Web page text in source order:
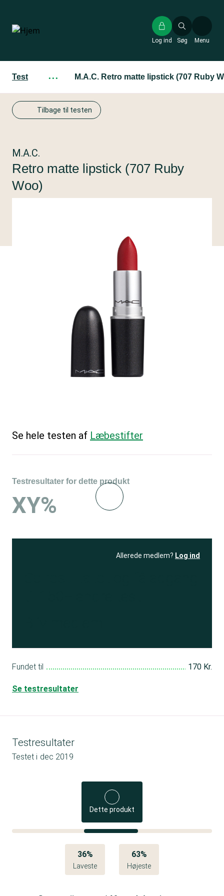
hovedindhold
Søg
Log ind Menu
Test ··· M.A.C. Retro matte lipstick (707 Ruby
Tilbage til testen
M.A.C.
Retro matte lipstick (707 Ruby
Woo)
Se hele testen af Læbestifter
Testresultater for dette produkt
XY%
Allerede medlem? Log ind
Fundet til 170 Kr.
Se testresultater
Testresultater
Testet i dec 2019
Dette produkt
36%
Laveste
63%
Højeste